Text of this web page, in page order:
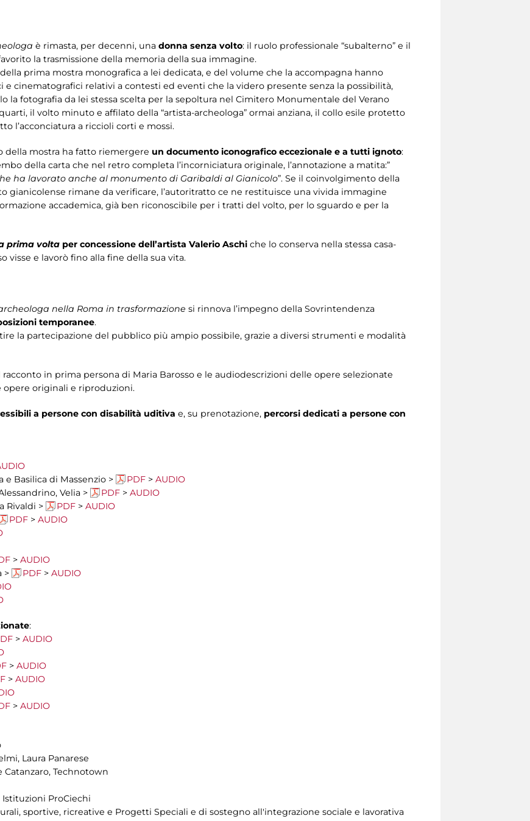
è rimasta, per decenni, una donna senza volto: il ruolo professionale “subalterno” e il
la trasmissione della memoria della sua immagine.
prima mostra monografica a lei dedicata, e del volume che la accompagna hanno
cinematografici relativi a contesti ed eventi che la videro presente senza la possibilità,
la fotografia da lei stessa scelta per la sepoltura nel Cimitero Monumentale del Verano
il volto minuto e affilato della “artista-archeologa” ormai anziana, il collo esile protetto
l’acconciatura a riccioli corti e mossi.
della mostra ha fatto riemergere un documento iconografico eccezionale e a tutti ignoto:
della carta che nel retro completa l’incorniciatura originale, l’annotazione a matita:”
ha lavorato anche al monumento di Garibaldi al Gianicolo”. Se il coinvolgimento della
gianicolense rimane da verificare, l’autoritratto ce ne restituisce una vivida immagine
accademica, già ben riconoscibile per i tratti del volto, per lo sguardo e per la
prima volta per concessione dell’artista Valerio Aschi che lo conserva nella stessa casa-
visse e lavorò fino alla fine della sua vita.
nella Roma in trasformazione si rinnova l’impegno della Sovrintendenza
temporanee.
la partecipazione del pubblico più ampio possibile, grazie a diversi strumenti e modalità
racconto in prima persona di Maria Barosso e le audiodescrizioni delle opere selezionate
originali e riproduzioni.
a persone con disabilità uditiva e, su prenotazione, percorsi dedicati a persone con
Basilica di Massenzio >
PDF > AUDIO
Velia >
PDF > AUDIO
Rivaldi >
PDF > AUDIO
PDF > AUDIO
> AUDIO
>
PDF > AUDIO
:
> AUDIO
> AUDIO
> AUDIO
> AUDIO
Laura Panarese
Catanzaro, Technotown
ProCiechi
sportive, ricreative e Progetti Speciali e di sostegno all'integrazione sociale e lavorativa